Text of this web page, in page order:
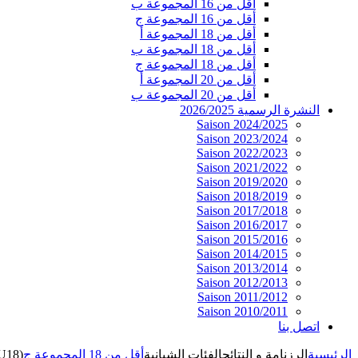
أقل من 16 المجموعة ب
أقل من 16 المجموعة ج
أقل من 18 المجموعة أ
أقل من 18 المجموعة ب
أقل من 18 المجموعة ج
أقل من 20 المجموعة أ
أقل من 20 المجموعة ب
النشرة الرسمية 2026/2025
Saison 2024/2025
Saison 2023/2024
Saison 2022/2023
Saison 2021/2022
Saison 2019/2020
Saison 2018/2019
Saison 2017/2018
Saison 2016/2017
Saison 2015/2016
Saison 2014/2015
Saison 2013/2014
Saison 2012/2013
Saison 2011/2012
Saison 2010/2011
اتصل بنا
الرئيسية الرزنامة و النتائجالفئات الشبانية أقل من 18 المجموعة ج